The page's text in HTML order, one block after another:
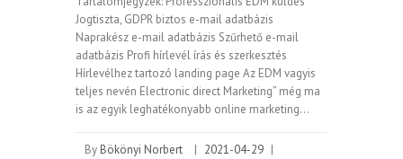
Jogtiszta, GDPR biztos e-mail adatbázis
Naprakész e-mail adatbázis Szűrhető e-mail
adatbázis Profi hírlevél írás és szerkesztés
Hírlevélhez tartozó landing page Az EDM vagyis
teljes nevén Electronic direct Marketing” még ma
is az egyik leghatékonyabb online marketing…
By Bökönyi Norbert | 2021-04-29 |